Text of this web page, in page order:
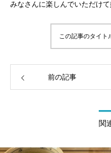
みなさんに楽しんでいただけ
この記事のタイト
前の記事
関